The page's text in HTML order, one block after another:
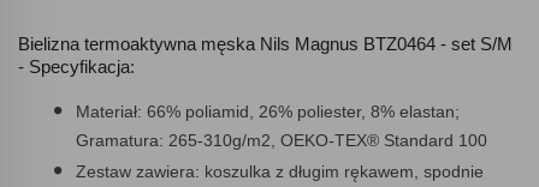
Bielizna termoaktywna męska Nils Magnus BTZ0464 - set S/M
- Specyfikacja:
Materiał: 66% poliamid, 26% poliester, 8% elastan;
Gramatura: 265-310g/m2, OEKO-TEX® Standard 100
Zestaw zawiera: koszulka z długim rękawem, spodnie